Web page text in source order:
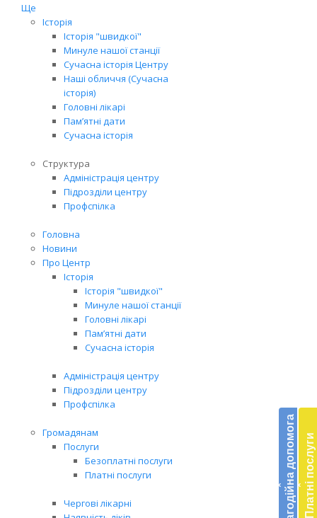
Ще
Історія
Історія "швидкої"
Минуле нашої станції
Сучасна історія Центру
Наші обличчя (Сучасна
історія)
Головні лікарі
Пам’ятні дати
Сучасна історія
Структура
Адміністрація центру
Підрозділи центру
Профспілка
Головна
Новини
Про Центр
Історія
Історія "швидкої"
Минуле нашої станції
Головні лікарі
Пам’ятні дати
Сучасна історія
Адміністрація центру
Підрозділи центру
Профспілка
Громадянам
Послуги
Безоплатні послуги
Платні послуги
Чергові лікарні
‹ Благодійна допомога ‹ Платні послуги